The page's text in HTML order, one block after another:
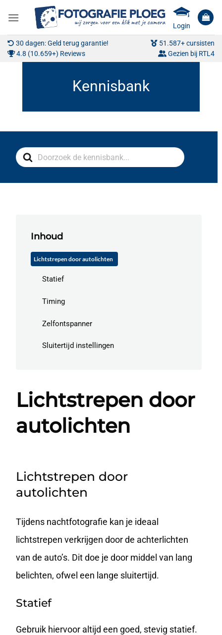
naar
Login
30 dagen: Geld terug garantie!
51.587+ cursisten
4.8 (10.659+) Reviews
Gezien bij RTL4
Search
For
Lichtstrepen door
autolichten
Lichtstrepen door
autolichten
Tijdens nachtfotografie kan je ideaal
lichtstrepen verkrijgen door de achterlichten
van de auto’s. Dit doe je door middel van lang
belichten, ofwel een lange sluitertijd.
Statief
Gebruik hiervoor altijd een goed, stevig statief.
Inhoud
Lichtstrepen door autolichten
Statief
Timing
Zelfontspanner
Sluitertijd instellingen